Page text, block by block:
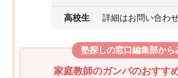
高校生 詳細はお問い合わ
塾探しの窓口編集部から
家庭教師のガンバのおすす